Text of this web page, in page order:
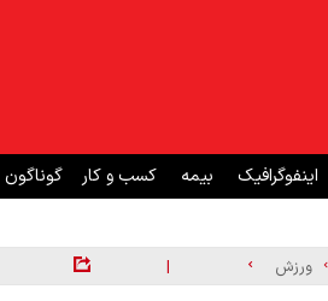
اینفوگرافیک بیمه کسب و کار گوناگون
ورزش |